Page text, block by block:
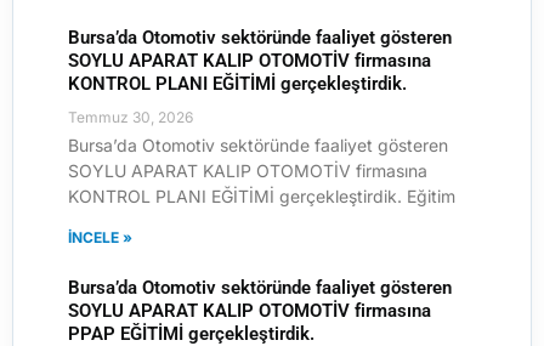
Bursa’da Otomotiv sektöründe faaliyet gösteren
SOYLU APARAT KALIP OTOMOTİV firmasına
KONTROL PLANI EĞİTİMİ gerçekleştirdik.
Temmuz 30, 2026
Bursa’da Otomotiv sektöründe faaliyet gösteren
SOYLU APARAT KALIP OTOMOTİV firmasına
KONTROL PLANI EĞİTİMİ gerçekleştirdik. Eğitim
İNCELE »
Bursa’da Otomotiv sektöründe faaliyet gösteren
SOYLU APARAT KALIP OTOMOTİV firmasına
PPAP EĞİTİMİ gerçekleştirdik.